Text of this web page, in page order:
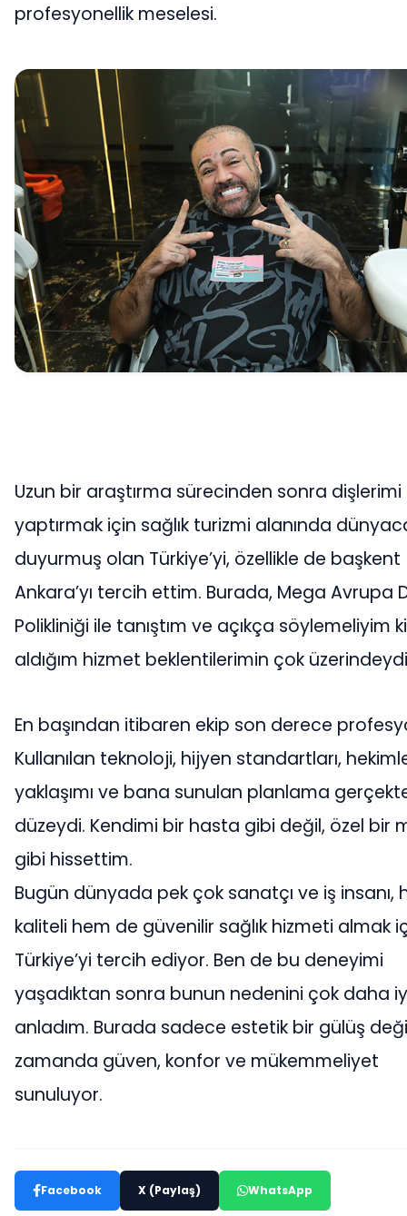
profesyonellik meselesi.
Uzun bir araştırma sürecinden sonra dişlerimi
yaptırmak için sağlık turizmi alanında
duyurmuş olan Türkiye’yi, özellikle de başkent
Ankara’yı tercih ettim. Burada, Mega Avrupa
Polikliniği ile tanıştım ve açıkça söylemeliyim ki
aldığım hizmet beklentilerimin çok
En başından itibaren ekip son derece
Kullanılan teknoloji, hijyen standartları,
yaklaşımı ve bana sunulan planlama
düzeydi. Kendimi bir hasta gibi değil, özel bir
gibi hissettim.
Bugün dünyada pek çok sanatçı ve iş insanı,
kaliteli hem de güvenilir sağlık hizmeti almak
Türkiye’yi tercih ediyor. Ben de bu deneyimi
yaşadıktan sonra bunun nedenini çok daha
anladım. Burada sadece estetik bir gülüş
zamanda güven, konfor ve mükemmeliyet
sunuluyor.
Facebook X (Paylaş) WhatsApp